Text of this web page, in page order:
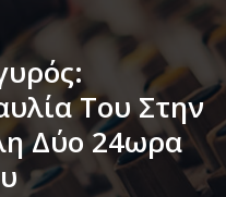
Του Στην
Δύο 24ωρα